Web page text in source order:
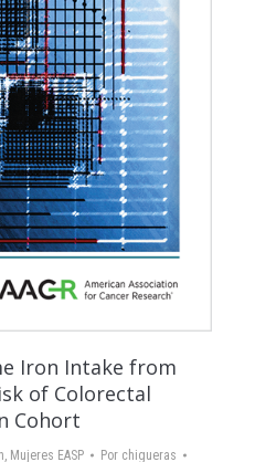
Iron Intake from
of Colorectal
Cohort
, Mujeres EASP Por chigueras